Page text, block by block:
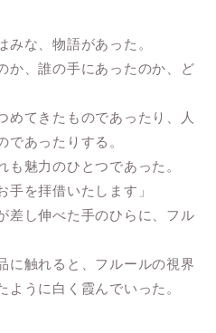
みな、物語があった。
か、誰の手にあったのか、ど
めてきたものであったり、人
であったりする。
魅力のひとつであった。
手を拝借いたします」
差し伸べた手のひらに、フル
に触れると、フルールの視界
うに白く霞んでいった。